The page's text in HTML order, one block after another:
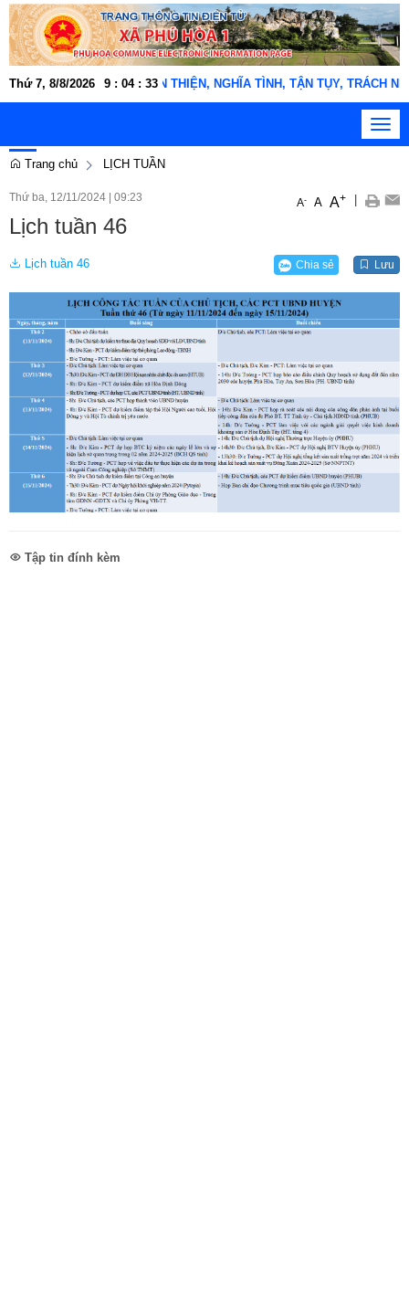
Thứ 7, 8/8/2026 9 : 04 : 33
xã Phú Hòa 1 "THÂN THIỆN, NGHĨA TÌNH, TẬN TỤY, TRÁCH
Trang chủ
LỊCH TUẦN
Thứ ba, 12/11/2024 09:23 A- A A+
Lịch tuần 46
Lịch tuần 46 Chia sẻ Lưu
Tập tin đính kèm